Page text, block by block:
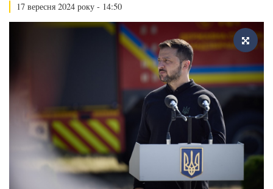
17 вересня 2024 року - 14:50